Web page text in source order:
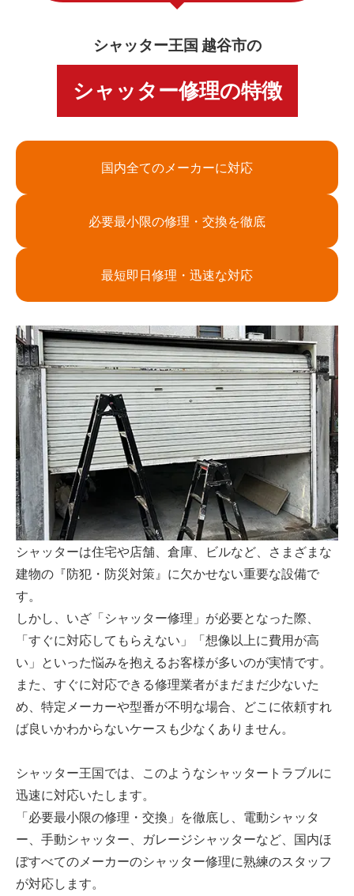
シャッター王国 越谷市の
シャッター修理の特徴
国内全てのメーカーに対応
必要最小限の修理・交換を徹底
最短即日修理・迅速な対応
シャッターは住宅や店舗、倉庫、ビルなど、さまざまな
建物の『防犯・防災対策』に欠かせない重要な設備で
す。
しかし、いざ「シャッター修理」が必要となった際、
「すぐに対応してもらえない」「想像以上に費用が高
い」といった悩みを抱えるお客様が多いのが実情です。
また、すぐに対応できる修理業者がまだまだ少ないた
め、特定メーカーや型番が不明な場合、どこに依頼すれ
ば良いかわからないケースも少なくありません。
シャッター王国では、このようなシャッタートラブルに
迅速に対応いたします。
「必要最小限の修理・交換」を徹底し、電動シャッタ
ー、手動シャッター、ガレージシャッターなど、国内ほ
ぼすべてのメーカーのシャッター修理に熟練のスタッフ
が対応します。